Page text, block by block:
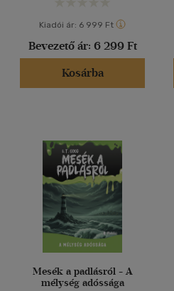
Kiadói ár: 6 999 Ft
Bevezető ár: 6 299 Ft
Kosárba
Mesék a padlásról - A
mélység adóssága